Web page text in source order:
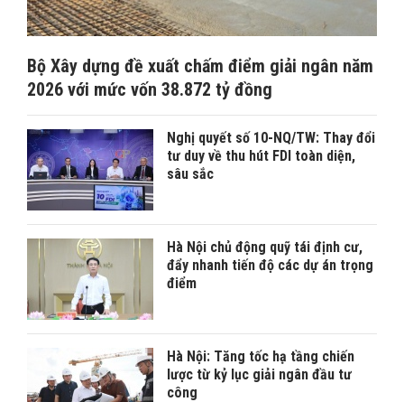
Bộ Xây dựng đề xuất chấm điểm giải ngân năm
2026 với mức vốn 38.872 tỷ đồng
Nghị quyết số 10-NQ/TW: Thay đổi
tư duy về thu hút FDI toàn diện,
sâu sắc
Hà Nội chủ động quỹ tái định cư,
đẩy nhanh tiến độ các dự án trọng
điểm
Hà Nội: Tăng tốc hạ tầng chiến
lược từ kỷ lục giải ngân đầu tư
công